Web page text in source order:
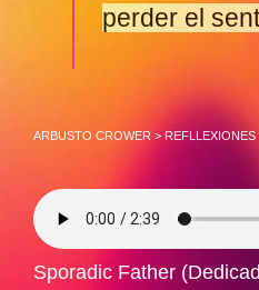
perder el
ARBUSTO CROWER >
Sporadic Father